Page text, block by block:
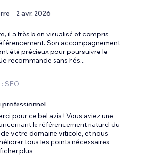
2 avr. 2026
il a très bien visualisé et compris
Son accompagnement
été précieux pour poursuivre le
recommande sans hés...
SEO
professionnel
pour ce bel avis ! Vous aviez une
le référencement naturel du
votre domaine viticole, et nous
tous les points nécessaires
plus